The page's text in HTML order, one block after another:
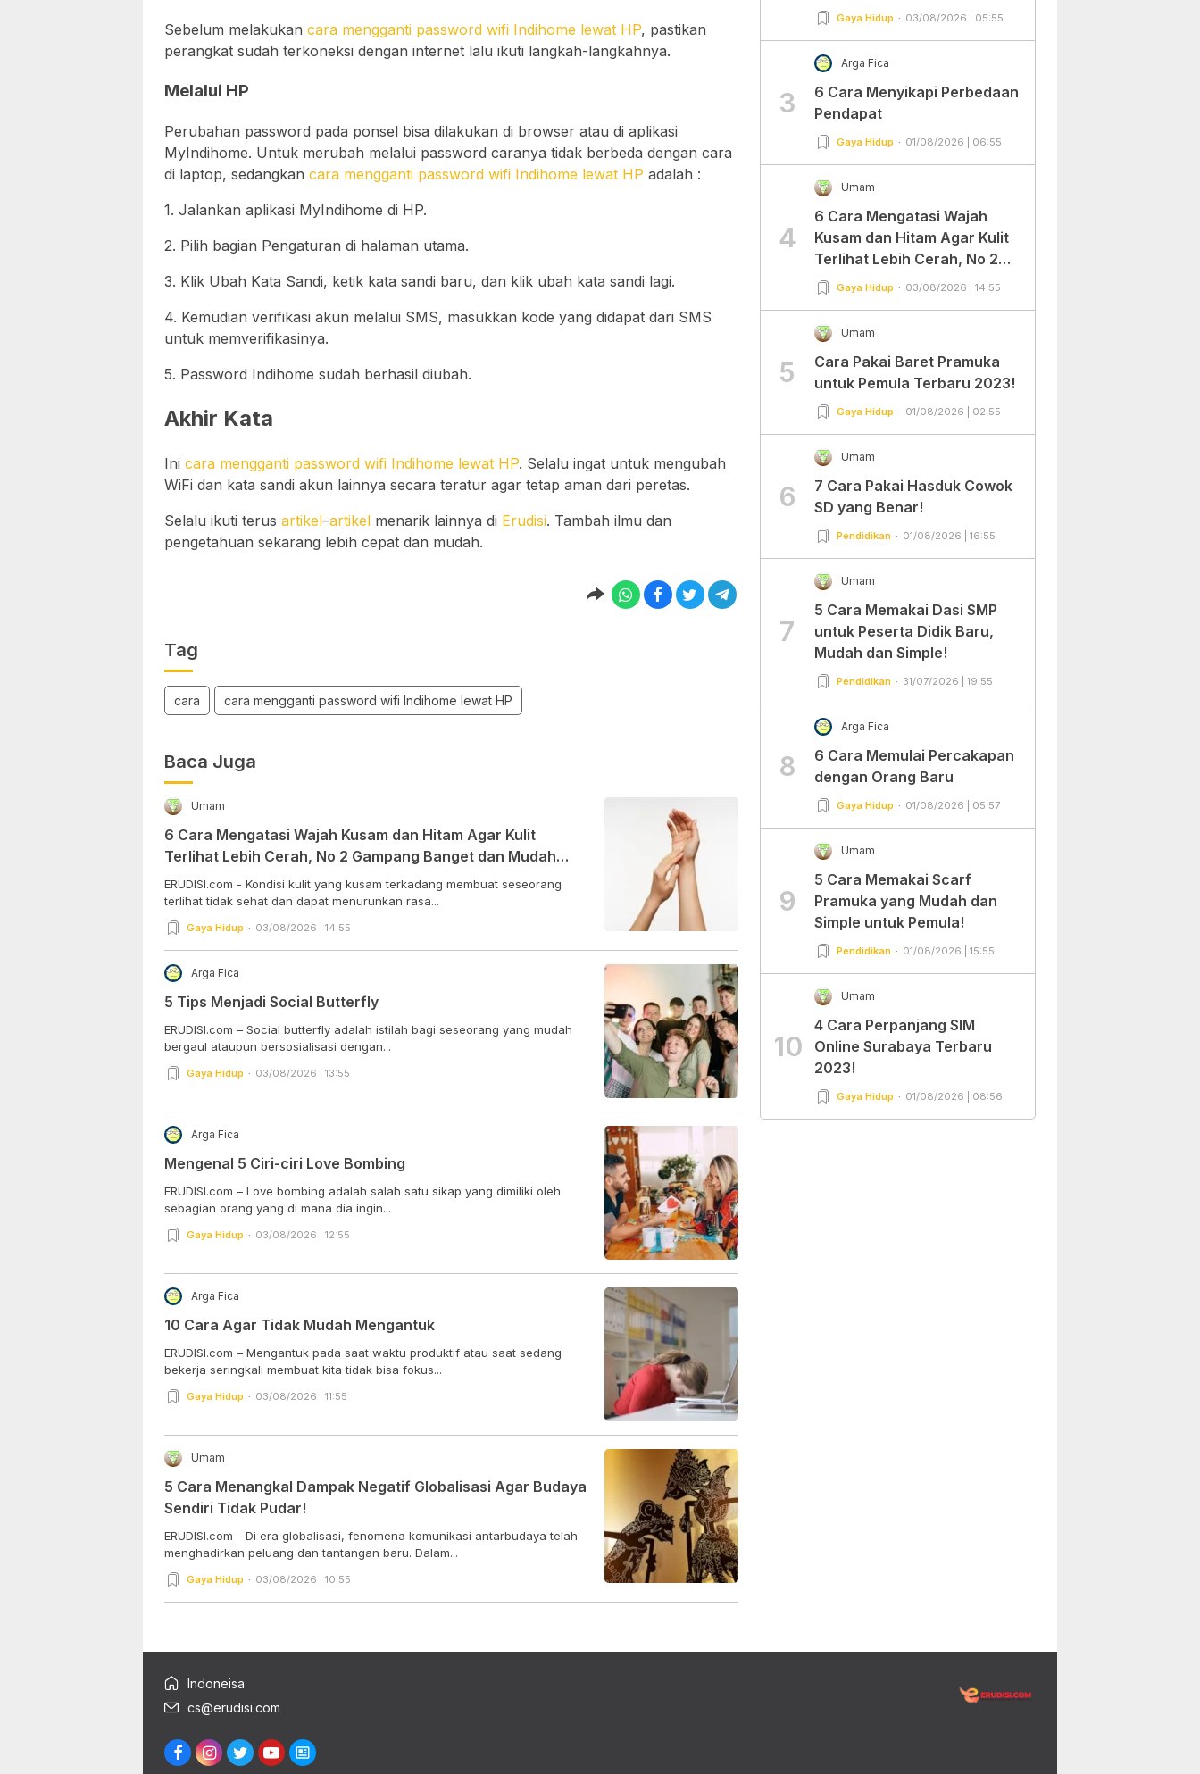
Sebelum melakukan cara mengganti password wifi Indihome lewat HP, pastikan
perangkat sudah terkoneksi dengan internet lalu ikuti langkah-langkahnya.
Melalui HP
Perubahan password pada ponsel bisa dilakukan di browser atau di aplikasi
MyIndihome. Untuk merubah melalui password caranya tidak berbeda dengan cara
di laptop, sedangkan cara mengganti password wifi Indihome lewat HP adalah :
1. Jalankan aplikasi MyIndihome di HP.
2. Pilih bagian Pengaturan di halaman utama.
3. Klik Ubah Kata Sandi, ketik kata sandi baru, dan klik ubah kata sandi lagi.
4. Kemudian verifikasi akun melalui SMS, masukkan kode yang didapat dari SMS
untuk memverifikasinya.
5. Password Indihome sudah berhasil diubah.
Akhir Kata
Ini cara mengganti password wifi Indihome lewat HP. Selalu ingat untuk mengubah
WiFi dan kata sandi akun lainnya secara teratur agar tetap aman dari peretas.
Selalu ikuti terus artikel–artikel menarik lainnya di Erudisi. Tambah ilmu dan
pengetahuan sekarang lebih cepat dan mudah.
Tag
cara cara mengganti password wifi Indihome lewat HP
Baca Juga
Umam
6 Cara Mengatasi Wajah Kusam dan Hitam Agar Kulit
Terlihat Lebih Cerah, No 2 Gampang Banget dan Mudah
Dipraktekkan!
ERUDISI.com - Kondisi kulit yang kusam terkadang membuat seseorang
terlihat tidak sehat dan dapat menurunkan rasa...
Gaya Hidup 03/08/2026 | 14:55
Arga Fica
5 Tips Menjadi Social Butterfly
ERUDISI.com – Social butterfly adalah istilah bagi seseorang yang mudah
bergaul ataupun bersosialisasi dengan...
Gaya Hidup 03/08/2026 | 13:55
Arga Fica
Mengenal 5 Ciri-ciri Love Bombing
ERUDISI.com – Love bombing adalah salah satu sikap yang dimiliki oleh
sebagian orang yang di mana dia ingin...
Gaya Hidup 03/08/2026 | 12:55
Arga Fica
10 Cara Agar Tidak Mudah Mengantuk
ERUDISI.com – Mengantuk pada saat waktu produktif atau saat sedang
bekerja seringkali membuat kita tidak bisa fokus...
Gaya Hidup 03/08/2026 | 11:55
Umam
5 Cara Menangkal Dampak Negatif Globalisasi Agar Budaya
Sendiri Tidak Pudar!
ERUDISI.com - Di era globalisasi, fenomena komunikasi antarbudaya telah
menghadirkan peluang dan tantangan baru. Dalam...
Gaya Hidup 03/08/2026 | 10:55
Gaya Hidup 03/08/2026 | 05:55
3
Arga Fica
6 Cara Menyikapi Perbedaan
Pendapat
Gaya Hidup 01/08/2026 | 06:55
4
Umam
6 Cara Mengatasi Wajah
Kusam dan Hitam Agar Kulit
Terlihat Lebih Cerah, No 2
Gampang Banget dan Mudah
Gaya Hidup 03/08/2026 | 14:55
5
Umam
Cara Pakai Baret Pramuka
untuk Pemula Terbaru 2023!
Gaya Hidup 01/08/2026 | 02:55
6
Umam
7 Cara Pakai Hasduk Cowok
SD yang Benar!
Pendidikan 01/08/2026 | 16:55
7
Umam
5 Cara Memakai Dasi SMP
untuk Peserta Didik Baru,
Mudah dan Simple!
Pendidikan 31/07/2026 | 19:55
8
Arga Fica
6 Cara Memulai Percakapan
dengan Orang Baru
Gaya Hidup 01/08/2026 | 05:57
9
Umam
5 Cara Memakai Scarf
Pramuka yang Mudah dan
Simple untuk Pemula!
Pendidikan 01/08/2026 | 15:55
10
Umam
4 Cara Perpanjang SIM
Online Surabaya Terbaru
2023!
Gaya Hidup 01/08/2026 | 08:56
Indoneisa
cs@erudisi.com